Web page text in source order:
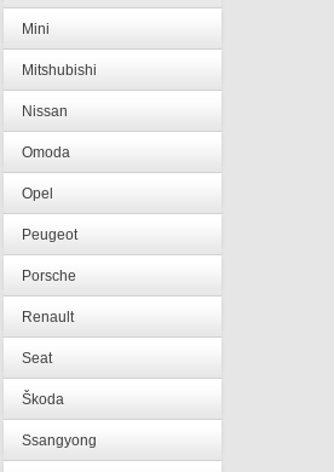
Mini
Mitshubishi
Nissan
Omoda
Opel
Peugeot
Porsche
Renault
Seat
Škoda
Ssangyong